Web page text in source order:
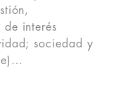
de interés
sociedad y